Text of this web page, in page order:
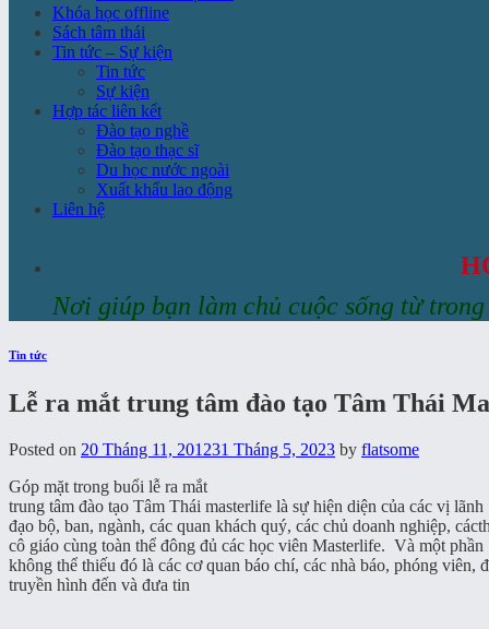
Khóa học offline
Sách tâm thái
Tin tức – Sự kiện
Tin tức
Sự kiện
Hợp tác liên kết
Đào tạo nghề
Đào tạo thạc sĩ
Du học nước ngoài
Xuất khẩu lao động
Liên hệ
Nơi giúp bạn làm chủ cuộc sống từ trong
Tin tức
Lễ ra mắt trung tâm đào tạo Tâm Thái
Posted on 20 Tháng 11, 201231 Tháng 5, 2023 by flatsome
Góp mặt trong buổi lễ ra mắt
trung tâm đào tạo Tâm Thái masterlife là sự hiện diện của các vị lãnh
đạo bộ, ban, ngành, các quan khách quý, các chủ doanh nghiệp,
cô giáo cùng toàn thể đông đủ các học viên Masterlife. Và một phần
không thể thiếu đó là các cơ quan báo chí, các nhà báo, phóng viên,
truyền hình đến và đưa tin